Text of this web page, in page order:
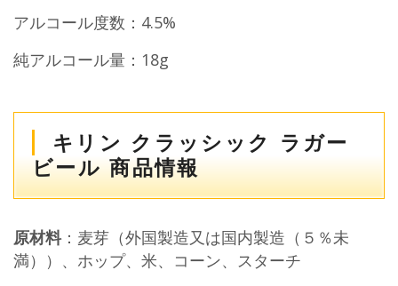
アルコール度数：4.5%
純アルコール量：18g
キリン クラッシック ラガー
ビール 商品情報
原材料：麦芽（外国製造又は国内製造（５％未
満））、ホップ、米、コーン、スターチ